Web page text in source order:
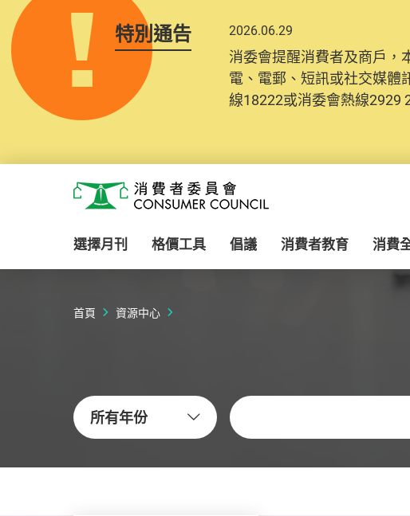
特別通告 2026.06.29
消委會提醒消費者及商戶，
電、電郵、短訊或社交媒體
線18222或消委會熱線2929
2025.10.31
為提升使用者體驗及網絡安
消費者需要提供基本聯絡資
紀錄將清晰整合於帳戶中，
消費者委員會
選擇月刊 格價工具 倡議 消費者教育 消費
首頁 資源中心
所有年份
關鍵字